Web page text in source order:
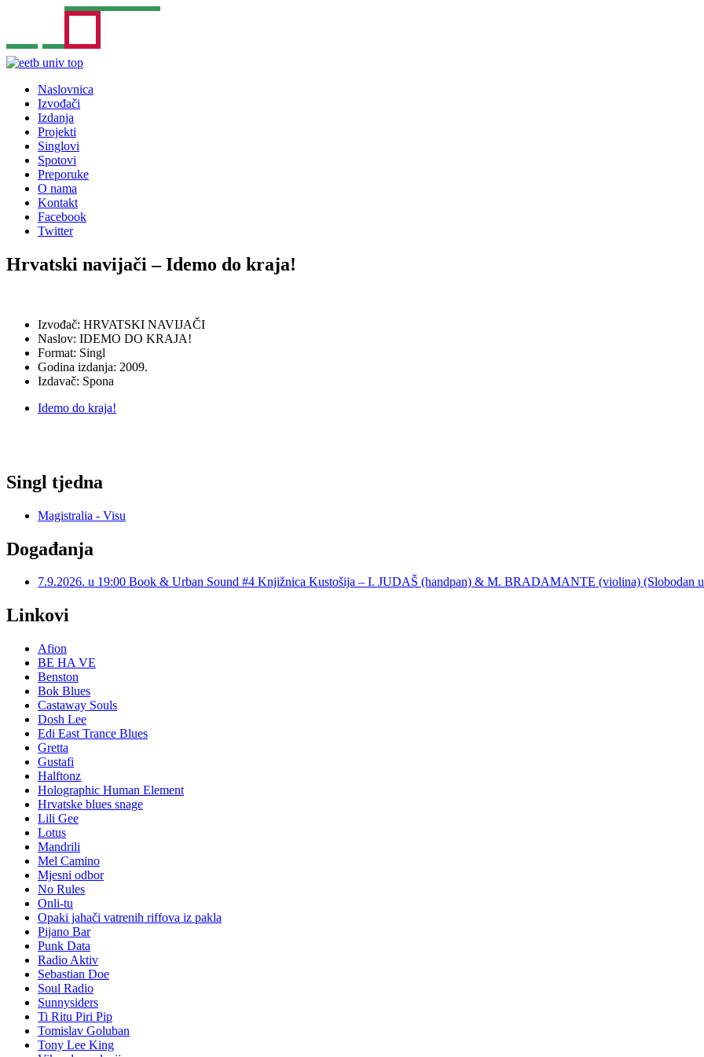
Naslovnica
Izvođači
Izdanja
Projekti
Singlovi
Spotovi
Preporuke
O nama
Kontakt
Facebook
Twitter
Hrvatski navijači – Idemo do kraja!
Izvođač: HRVATSKI NAVIJAČI
Naslov: IDEMO DO KRAJA!
Format: Singl
Godina izdanja: 2009.
Izdavač: Spona
Idemo do kraja!
Singl tjedna
Magistralia - Visu
Događanja
7.9.2026. u 19:00 Book & Urban Sound #4 Knjižnica Kustošija – I. JUDAŠ (handpan) & M. BRADAMANTE (violina) (Slobodan
Linkovi
Afion
BE HA VE
Benston
Bok Blues
Castaway Souls
Dosh Lee
Edi East Trance Blues
Gretta
Gustafi
Halftonz
Holographic Human Element
Hrvatske blues snage
Lili Gee
Lotus
Mandrili
Mel Camino
Mjesni odbor
No Rules
Onli-tu
Opaki jahači vatrenih riffova iz pakla
Pijano Bar
Punk Data
Radio Aktiv
Sebastian Doe
Soul Radio
Sunnysiders
Ti Ritu Piri Pip
Tomislav Goluban
Tony Lee King